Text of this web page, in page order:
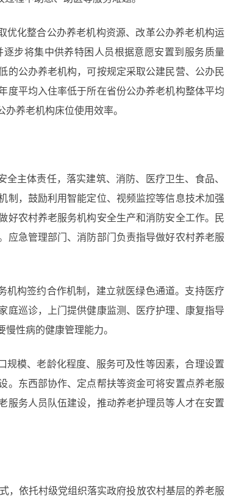
优化整合公办养老机构资源、改革公办养老机构运
步将集中供养特困人员根据意愿安置到服务质量
的公办养老机构，可按规定采取公建民营、公办民
度平均入住率低于所在省份公办养老机构整体平均
养老机构床位使用效率。
主体责任，落实建筑、消防、医疗卫生、食品、
制，鼓励利用智能定位、视频监控等信息技术加强
好农村养老服务机构安全生产和消防安全工作。民
应急管理部门、消防部门负责指导做好农村养老服
机构签约合作机制，建立就医绿色通道。支持医疗
庭巡诊，上门提供健康监测、医疗护理、康复指导
性病的健康管理能力。
规模、老龄化程度、服务可及性等因素，合理设置
。东西部协作、定点帮扶等资金可将安置点养老服
服务人员队伍建设，推动养老护理员等人才在安置
，依托村级党组织落实政府投放农村基层的养老服